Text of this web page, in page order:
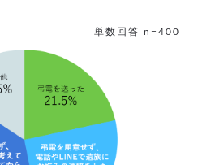
単数回答 n=400